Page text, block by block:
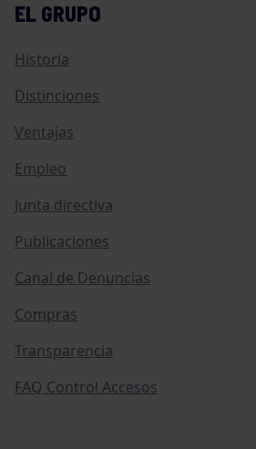
EL GRUPO
Historia
Distinciones
Ventajas
Empleo
Junta directiva
Publicaciones
Canal de Denuncias
Compras
Transparencia
FAQ Control Accesos